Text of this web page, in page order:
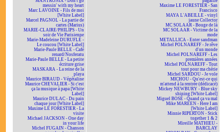
messin' with my heart
Marc LAVOINE - Fils de moi
[White Label]
Marcel PAGNOL - La partie de
cartes (Marius)
MARIE-CLAIRE/PHILIPS - Un
soir de Vie Parisienne
Marie-Madeleine DURUFLÉ -
Le coucou [White Label]
Marie-Paule BELLE - Café
renard/Nosferatu
Marie-Paule BELLE - La petite
écriture grise
MASKARA - La reine de la
playa
Maurice BIRAUD - Végétaline
Maurice CHEVALIER - Si c'est
ça la musique à papa [White
Label]
Maurice DULAC - Du pain
chaque jour [White Label]
Maxime LE FORESTIER - La
visite
Michael JACKSON - One day
in your life
Michel FUGAIN - Chanson
Maxime LE FORESTIER - San
Francisco
MAYA L'ABEILLE - vinyl
jaune Collector
MC SOLAAR - Bouge de là
MC SOLAAR - Victime de la
mode
METALLICA - Enter sandman
Michel POLNAREFF - Je rêve
d'un monde
Michel POLNAREFF - Les
premières années
Michel POLNAREFF - Tout
tout pour ma chérie
Michel SARDOU - Je vole
MICHOU - Qu'est-ce qui
m'attend à la rentrée (dédicacé)
Mickey NEWBURY - Blue sky
shining [White Label]
Miguel BOSÉ - Quand ça va mal
Mike MAREEN - Here I am
[White Label]
Minnie RIPERTON - Stick
together 1 & 2
Mireille MATHIEU -
BARCLAY